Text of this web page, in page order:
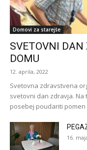
Domovi za starejše
SVETOVNI DAN
DOMU
12. aprila, 2022
Svetovna zdravstvena
svetovni dan zdravja. Na
posebej poudariti pomen
16.